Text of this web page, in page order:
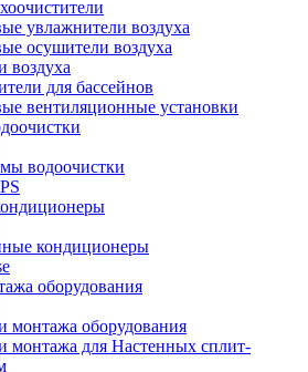
увлажнители воздуха
осушители воздуха
воздуха
для бассейнов
вентиляционные установки
водоочистки
кондиционеры
оборудования
монтажа оборудования
монтажа для Настенных сплит-